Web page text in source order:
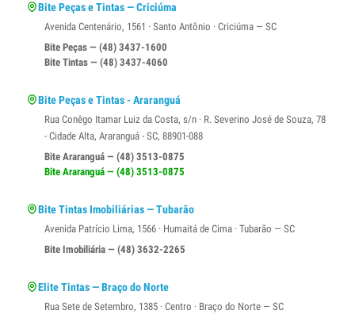
Bite Peças e Tintas — Criciúma
Avenida Centenário, 1561 · Santo Antônio · Criciúma — SC
Bite Peças — (48) 3437-1600
Bite Tintas — (48) 3437-4060
Bite Peças e Tintas - Araranguá
Rua Conêgo Itamar Luiz da Costa, s/n · R. Severino José de Souza, 78
- Cidade Alta, Araranguá - SC, 88901-088
Bite Araranguá — (48) 3513-0875
Bite Araranguá — (48) 3513-0875
Bite Tintas Imobiliárias — Tubarão
Avenida Patrício Lima, 1566 · Humaitá de Cima · Tubarão — SC
Bite Imobiliária — (48) 3632-2265
Elite Tintas — Braço do Norte
Rua Sete de Setembro, 1385 · Centro · Braço do Norte — SC